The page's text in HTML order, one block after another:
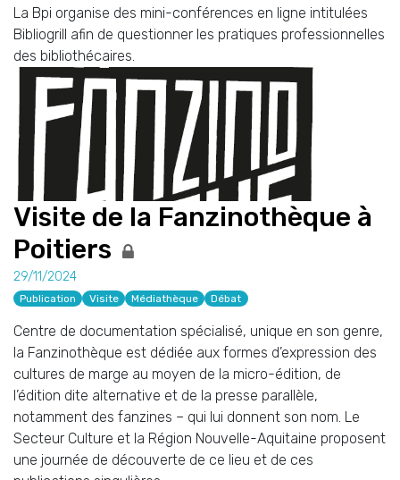
La Bpi organise des mini-conférences en ligne intitulées
Bibliogrill afin de questionner les pratiques professionnelles
des bibliothécaires.
Visite de la Fanzinothèque à
Poitiers
29/11/2024
Publication Visite Médiathèque Débat
Centre de documentation spécialisé, unique en son genre,
la Fanzinothèque est dédiée aux formes d’expression des
cultures de marge au moyen de la micro-édition, de
l’édition dite alternative et de la presse parallèle,
notamment des fanzines – qui lui donnent son nom. Le
Secteur Culture et la Région Nouvelle-Aquitaine proposent
une journée de découverte de ce lieu et de ces